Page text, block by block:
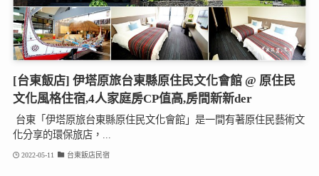
[台東飯店] 伊塔原旅台東縣原住民文化會館 @ 原住民
文化風格住宿,4人家庭房CP值高,房間新新der
台東「伊塔原旅台東縣原住民文化會館」是一間有著原住民藝術文
化分享的環保旅店，...
2022-05-11 台東飯店民宿